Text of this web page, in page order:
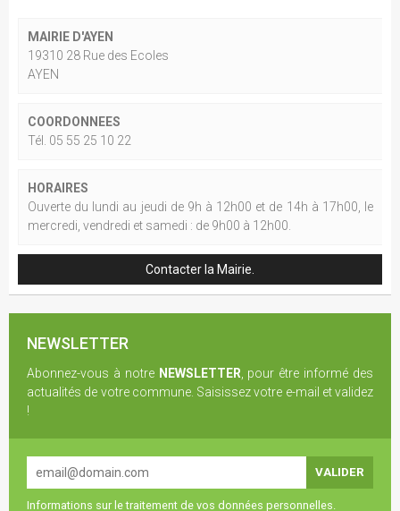
MAIRIE D'AYEN
19310 28 Rue des Ecoles
AYEN
COORDONNEES
Tél. 05 55 25 10 22
HORAIRES
Ouverte du lundi au jeudi de 9h à 12h00 et de 14h à 17h00, le
mercredi, vendredi et samedi : de 9h00 à 12h00.
Contacter la Mairie.
NEWSLETTER
Abonnez-vous à notre NEWSLETTER , pour être informé des
actualités de votre commune. Saisissez votre e-mail et validez
!
Informations sur le traitement de vos données personnelles.